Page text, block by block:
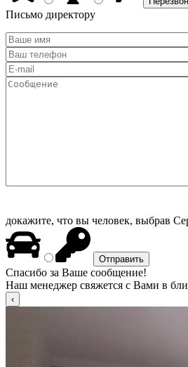
Письмо директору
докажите, что вы человек, выбрав
Спасибо за Ваше сообщение!
Наш менеджер свяжется с Вами в